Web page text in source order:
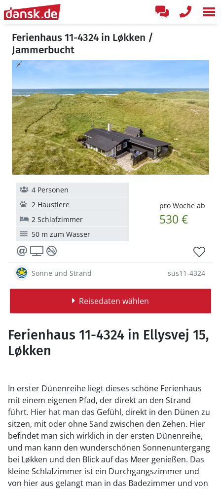
Ferienhaus 11-4324 in Løkken /
Jammerbucht
pro Woche ab
530 €
4 Personen
2 Haustiere
2 Schlafzimmer
50 m zum Wasser
Sonne und Strand sus11-4324
Reisedaten wählen
Ferienhaus 11-4324 in Ellysvej 15,
Løkken
In erster Dünenreihe liegt dieses schöne Ferienhaus
mit einem eigenen Pfad, der direkt an den Strand
führt. Hier hat man das Gefühl, direkt in den Dünen zu
sitzen, mit oder ohne Sand zwischen den Zehen. Hier
befindet man sich wirklich in der ersten Dünenreihe,
und man kann den wunderschönen Sonnenuntergang
bei Løkken und den Blick auf das Meer genießen. Das
kleine Schlafzimmer ist ein Durchgangszimmer und
von hier aus gelangt man in das Badezimmer und von